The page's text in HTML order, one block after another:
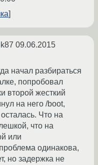
09.06.2015
начал разбираться
попробовал
второй жесткий
на него /boot,
Что на
что на
или
одинакова,
но задержка не